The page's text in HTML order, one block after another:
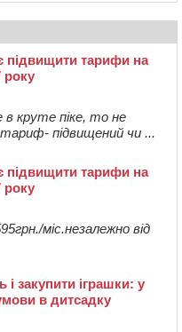
підвищити тарифи на
року
в круте піке, то не
підвищений чи ...
підвищити тарифи на
року
міс.незалежно від
закупити іграшки: у
в дитсадку